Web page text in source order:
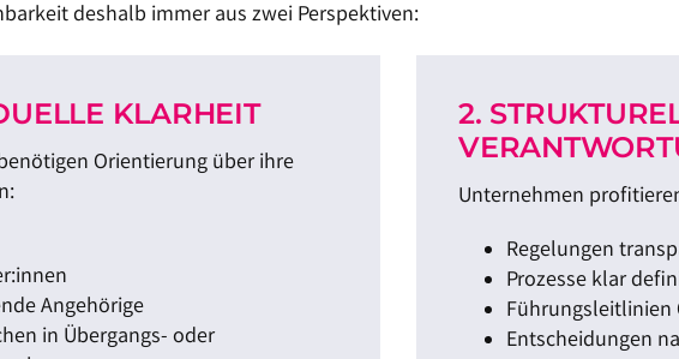
deshalb immer aus zwei Perspektiven:
KLARHEIT
Orientierung über ihre
Angehörige
in Übergangs- oder
2.
Unternehmen
Regelungen
Prozesse klar
Führungsleitlinien
Entscheidungen